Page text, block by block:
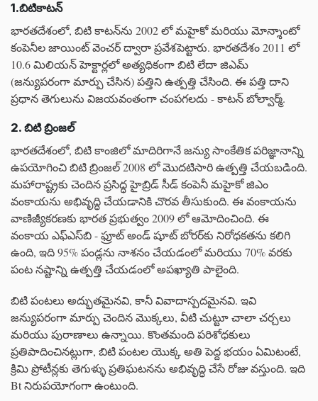
1.బిటికాటన్
భారతదేశంలో, బిటి కాటన్‌ను 2002 లో మహైకో మరియు మోన్శాంటో
కంపెనీల జాయింట్ వెంచర్ ద్వారా ప్రవేశపెట్టారు. భారతదేశం 2011 లో
10.6 మిలియన్ హెక్టార్లలో అత్యధికంగా బిటి లేదా జిఎమ్
(జన్యుపరంగా మార్పు చేసిన) పత్తిని ఉత్పత్తి చేసింది. ఈ పత్తి దాని
ప్రధాన తెగులును విజయవంతంగా చంపగలదు - కాటన్ బోల్వార్మ్.
2. బిటి బ్రింజల్
భారతదేశంలో, బిటి కాంజిలో మాదిరిగానే జన్యు సాంకేతిక పరిజ్ఞానాన్ని
ఉపయోగించి బిటి బ్రింజల్ 2008 లో మొదటిసారి ఉత్పత్తి చేయబడింది.
మహారాష్ట్రకు చెందిన ప్రసిద్ధ హైబ్రిడ్ సీడ్ కంపెనీ మహైకో జిఎం
వంకాయను అభివృద్ధి చేయడానికి చొరవ తీసుకుంది. ఈ వంకాయను
వాణిజ్యీకరణకు భారత ప్రభుత్వం 2009 లో ఆమోదించింది. ఈ
వంకాయ ఎఫ్‌ఎస్‌బి - ఫ్రూట్ అండ్ షూట్ బోరర్‌కు నిరోధకతను కలిగి
ఉంది, ఇది 95% పండ్లను నాశనం చేయడంలో మరియు 70% వరకు
పంట నష్టాన్ని ఉత్పత్తి చేయడంలో అపఖ్యాతి పాలైంది.
బిటి పంటలు అద్భుతమైనవి, కానీ వివాదాస్పదమైనవి. ఇవి
జన్యుపరంగా మార్పు చెందిన మొక్కలు, వీటి చుట్టూ చాలా చర్చలు
మరియు పురాణాలు ఉన్నాయి. కొంతమంది పరిశోధకులు
ప్రతిపాదించినట్లుగా, బిటి పంటల యొక్క అతి పెద్ద భయం ఏమిటంటే,
క్రిమి ప్రోటీన్లకు తెగుళ్ళు ప్రతిఘటనను అభివృద్ధి చేసే రోజు వస్తుంది. ఇది
Bt నిరుపయోగంగా ఉంటుంది.